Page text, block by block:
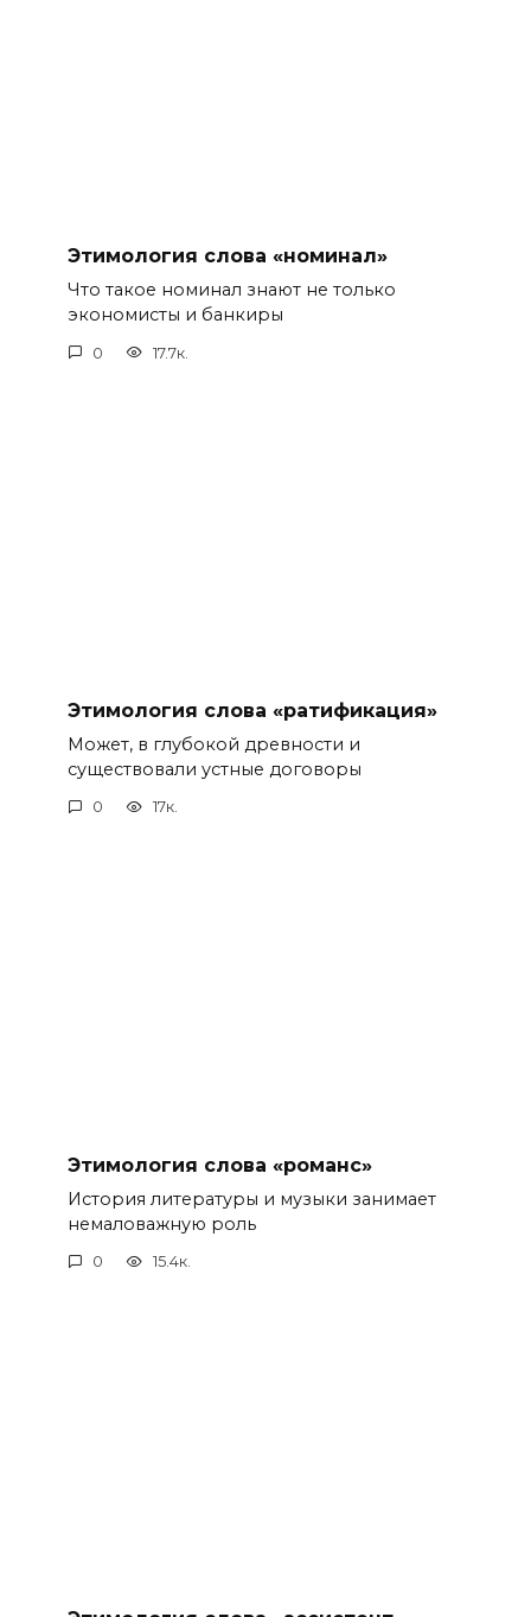
Этимология слова «номинал»
Что такое номинал знают не только
экономисты и банкиры
0 17.7к.
Этимология слова «ратификация»
Может, в глубокой древности и
существовали устные договоры
0 17к.
Этимология слова «романс»
История литературы и музыки занимает
немаловажную роль
0 15.4к.